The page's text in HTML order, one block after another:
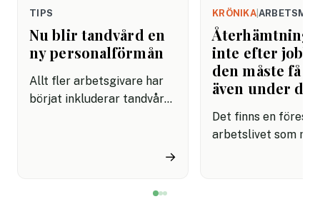
TIPS
Nu blir tandvård en
ny personalförmån
Allt fler arbetsgivare har
börjat inkluderar tandvård i
miljon svenskar uppger att
→
KRÖNIKA|
Återhämtning
inte efter
den måste få
även under
Det finns en
arbetslivet som